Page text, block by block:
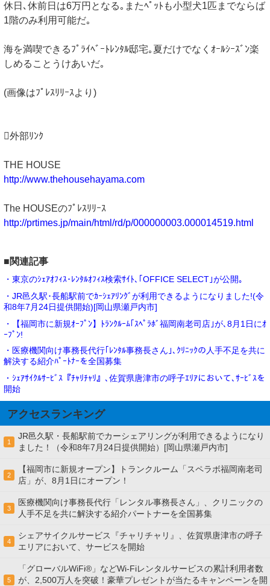
休日､休前日は6万円となる｡またﾍﾟｯﾄも小型犬1匹までならば
1階のみ利用可能だ｡
海を満喫できるﾌﾟﾗｲﾍﾞｰﾄﾚﾝﾀﾙ邸宅｡夏だけでなくｵｰﾙｼｰｽﾞﾝ楽
しめることうけあいだ｡
(画像はﾌﾟﾚｽﾘﾘｰｽより)
外部ﾘﾝｸ
THE HOUSE
http://www.thehousehayama.com
The HOUSEのﾌﾟﾚｽﾘﾘｰｽ
http://prtimes.jp/main/html/rd/p/000000003.000014519.html
■関連記事
・東京のｼｪｱｵﾌｨｽ･ﾚﾝﾀﾙｵﾌｨｽ検索ｻｲﾄ､｢OFFICE SELECT｣が公開｡
・JR邑久駅･長船駅前でｶｰｼｪｱﾘﾝｸﾞが利用できるようになりました!(令
和8年7月24日提供開始)[岡山県瀬戸内市]
・【福岡市に新規ｵｰﾌﾟﾝ】ﾄﾗﾝｸﾙｰﾑ｢ｽﾍﾟﾗﾎﾞ福岡南老司店｣が､8月1日にｵ
ｰﾌﾟﾝ!
・医療機関向け事務長代行｢ﾚﾝﾀﾙ事務長さん｣､ｸﾘﾆｯｸの人手不足を共に
解決する紹介ﾊﾟｰﾄﾅｰを全国募集
・ｼｪｱｻｲｸﾙｻｰﾋﾞｽ『ﾁｬﾘﾁｬﾘ』､佐賀県唐津市の呼子ｴﾘｱにおいて､ｻｰﾋﾞｽを
開始
アクセスランキング
1
JR邑久駅・長船駅前でカーシェアリングが利用できるようになり
ました！（令和8年7月24日提供開始）[岡山県瀬戸内市]
2
【福岡市に新規オープン】トランクルーム「スペラボ福岡南老司
店」が、8月1日にオープン！
3
医療機関向け事務長代行「レンタル事務長さん」、クリニックの
人手不足を共に解決する紹介パートナーを全国募集
4
シェアサイクルサービス『チャリチャリ』、佐賀県唐津市の呼子
エリアにおいて、サービスを開始
5
「グローバルWiFi®」などWi-Fiレンタルサービスの累計利用者数
が、2,500万人を突破！豪華プレゼントが当たるキャンペーンを開